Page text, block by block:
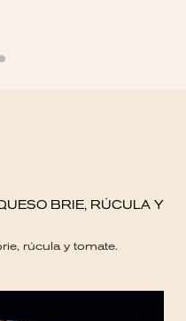
BRIE, RÚCULA Y
rúcula y tomate.